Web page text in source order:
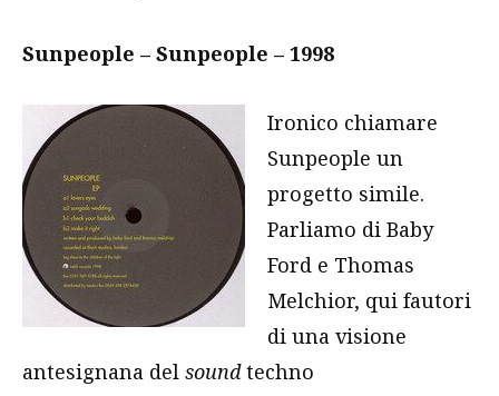
Sunpeople – Sunpeople – 1998
Ironico chiamare
Sunpeople un
progetto simile.
Parliamo di Baby
Ford e Thomas
Melchior, qui fautori
di una visione
antesignana del soundtechno